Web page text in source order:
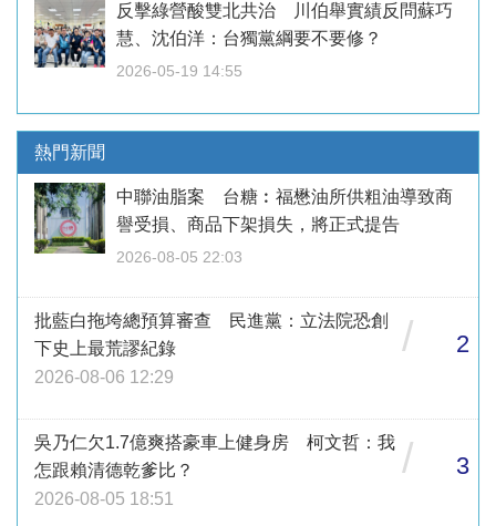
反擊綠營酸雙北共治 川伯舉實績反問蘇巧
慧、沈伯洋：台獨黨綱要不要修？
2026-05-19 14:55
熱門新聞
中聯油脂案 台糖︰福懋油所供粗油導致商
譽受損、商品下架損失，將正式提告
2026-08-05 22:03
批藍白拖垮總預算審查 民進黨：立法院恐創
下史上最荒謬紀錄
2026-08-06 12:29
/ 2
吳乃仁欠1.7億爽搭豪車上健身房 柯文哲：我
怎跟賴清德乾爹比？
2026-08-05 18:51
/ 3